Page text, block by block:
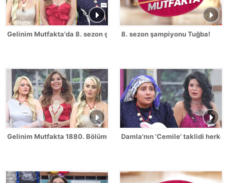
Gelinim Mutfakta'da 8. sezon şampiyonu kim oldu?
8. sezon şampiyonu Tuğba!
Gelinim Mutfakta 1880. Bölümde gün birincisi kim oldu?
Damla'nın 'Cemile' taklidi